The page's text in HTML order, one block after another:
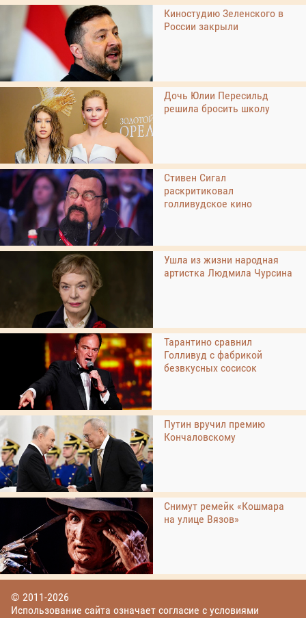
Киностудию Зеленского в
России закрыли
Дочь Юлии Пересильд
решила бросить школу
Стивен Сигал
раскритиковал
голливудское кино
Ушла из жизни народная
артистка Людмила Чурсина
Тарантино сравнил
Голливуд с фабрикой
безвкусных сосисок
Путин вручил премию
Кончаловскому
Снимут ремейк «Кошмара
на улице Вязов»
© 2011-2026
Использование сайта означает согласие с условиями